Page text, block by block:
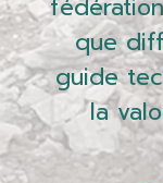
que
guide
la